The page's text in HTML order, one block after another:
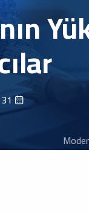
31 تـمـوز 2023